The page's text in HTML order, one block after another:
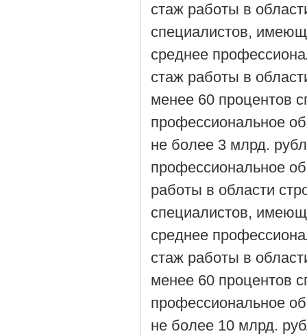
стаж работы в
специалистов,
среднее
стаж работы в
менее 60 процентов
профессиональное
не более 3 млрд.
профессиональное
работы в области
специалистов,
среднее
стаж работы в
менее 60 процентов
профессиональное
не более 10 млрд.